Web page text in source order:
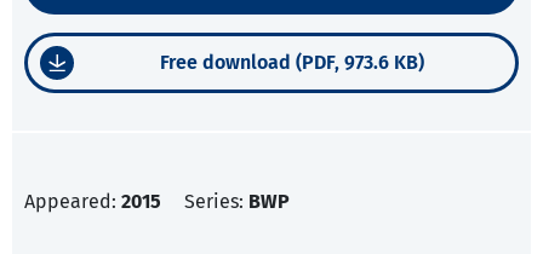
Free download (PDF, 973.6 KB)
Appeared: 2015 Series: BWP